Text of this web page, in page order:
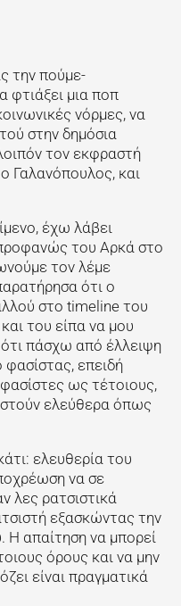
την πούμε-
φτιάξει μια ποπ
νόρμες, να
στην δημόσια
τον εκφραστή
Γαλανόπουλος, και
έχω λάβει
του Αρκά στο
τον λέμε
ότι ο
στο timeline του
του είπα να μου
πάσχω από έλλειψη
επειδή
ως τέτοιους,
ελεύθερα όπως
ελευθερία του
να σε
λες ρατσιστικά
εξασκώντας την
Η απαίτηση να μπορεί
όρους και να μην
είναι πραγματικά